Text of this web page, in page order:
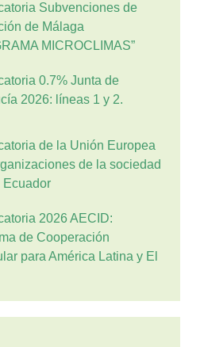
Subvenciones de
de Málaga
MICROCLIMAS”
0.7% Junta de
2026: líneas 1 y 2.
de la Unión Europea
de la sociedad
Ecuador
2026 AECID:
de Cooperación
para América Latina y El